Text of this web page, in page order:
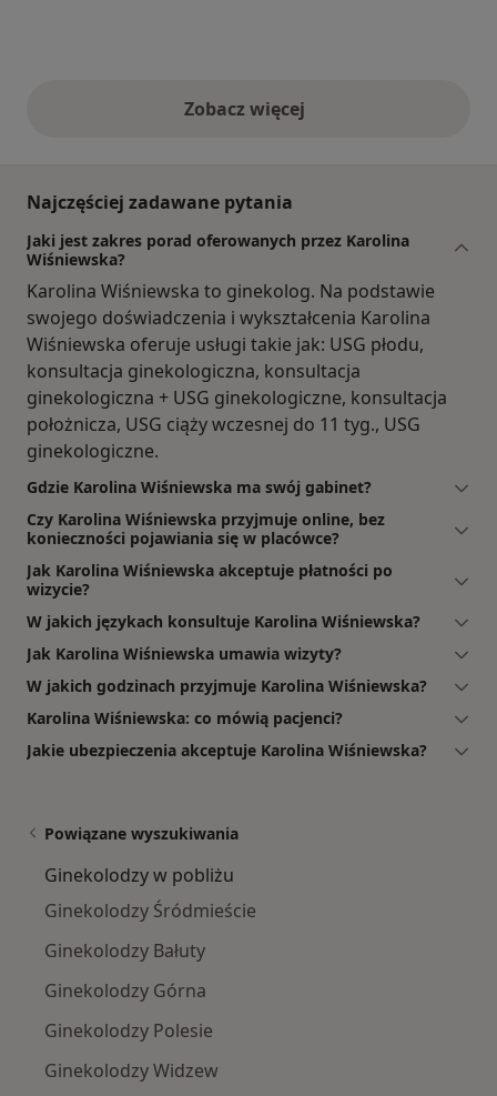
Zobacz więcejopinie powyżej
Najczęściej zadawane pytania
Jaki jest zakres porad oferowanych przez Karolina
Wiśniewska?
Karolina Wiśniewska to ginekolog. Na podstawie
swojego doświadczenia i wykształcenia Karolina
Wiśniewska oferuje usługi takie jak: USG płodu,
konsultacja ginekologiczna, konsultacja
ginekologiczna + USG ginekologiczne, konsultacja
położnicza, USG ciąży wczesnej do 11 tyg., USG
ginekologiczne.
Gdzie Karolina Wiśniewska ma swój gabinet?
Czy Karolina Wiśniewska przyjmuje online, bez
konieczności pojawiania się w placówce?
Jak Karolina Wiśniewska akceptuje płatności po
wizycie?
W jakich językach konsultuje Karolina Wiśniewska?
Jak Karolina Wiśniewska umawia wizyty?
W jakich godzinach przyjmuje Karolina Wiśniewska?
Karolina Wiśniewska: co mówią pacjenci?
Jakie ubezpieczenia akceptuje Karolina Wiśniewska?
Powiązane wyszukiwania
Ginekolodzy w pobliżu
Ginekolodzy Śródmieście
Ginekolodzy Bałuty
Ginekolodzy Górna
Ginekolodzy Polesie
Ginekolodzy Widzew